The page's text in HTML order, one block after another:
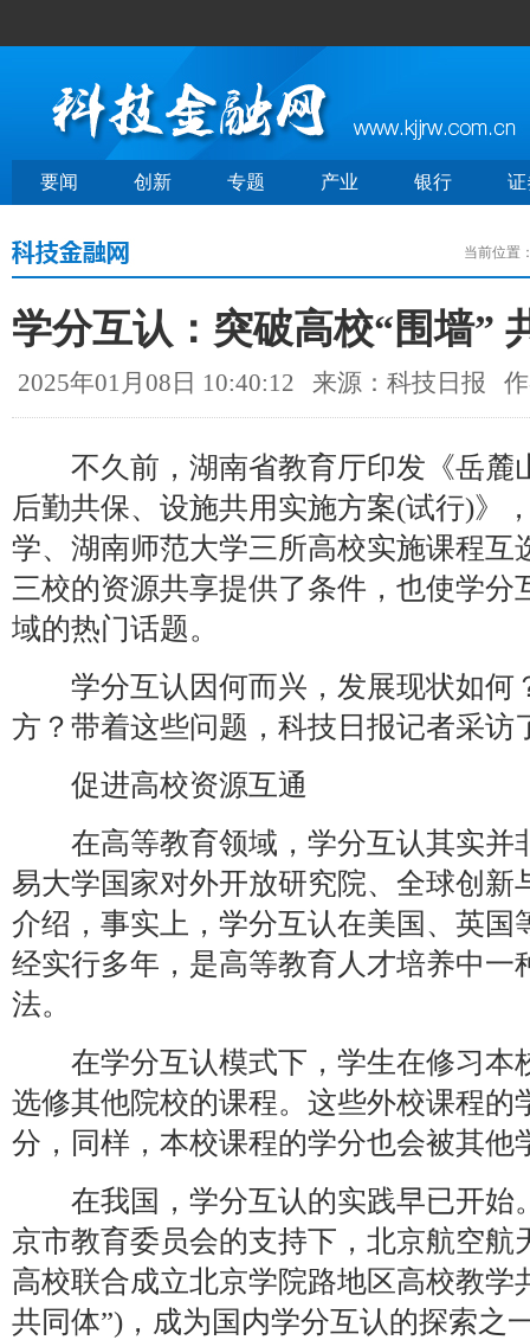
要闻 创新 专题 产业 银行 证
当前位置
学分互认：突破高校“围墙”
2025年01月08日 10:40:12 来源：科技日报
不久前，湖南省教育厅印发《岳麓
后勤共保、设施共用实施方案(试行)》
学、湖南师范大学三所高校实施课程互
三校的资源共享提供了条件，也使学分
域的热门话题。
学分互认因何而兴，发展现状如何
方？带着这些问题，科技日报记者采访
促进高校资源互通
在高等教育领域，学分互认其实并
易大学国家对外开放研究院、全球创新
介绍，事实上，学分互认在美国、英国
经实行多年，是高等教育人才培养中一
法。
在学分互认模式下，学生在修习本
选修其他院校的课程。这些外校课程的
分，同样，本校课程的学分也会被其他
在我国，学分互认的实践早已开始
京市教育委员会的支持下，北京航空航
高校联合成立北京学院路地区高校教学
共同体”)，成为国内学分互认的探索之